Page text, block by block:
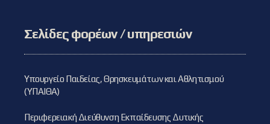
Σελίδες φορέων / υπηρεσιών
Υπουργείο Παιδείας, Θρησκευμάτων και Αθλητισμού
(ΥΠΑΙΘΑ)
Περιφερειακή Διεύθυνση Εκπαίδευσης Δυτικής